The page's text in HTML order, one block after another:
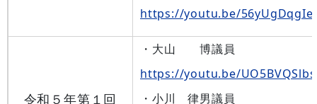
https://youtu.be/
令和５年第１回
・大山 博議員
https://youtu.be/
・小川 律男議員